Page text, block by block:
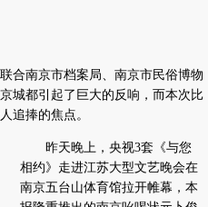
南京市档案局、南京市民俗博物
城都引起了巨大的反响，而本次比
追捧的焦点。
昨天晚上，央视3套《与您
相约》走进江苏大型文艺晚会在
南京五台山体育馆拉开帷幕，本